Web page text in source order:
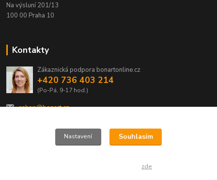
Na výsluní 201/13
100 00 Praha 10
Kontakty
Zákaznická podpora bonartonline.cz
+420 736 403 214
(Po-Pá, 9-17 hod.)
eshop@bonart.cz
© 2021, Bon Art Music Group spol. s r. o.
Nastavení Souhlasím
zde